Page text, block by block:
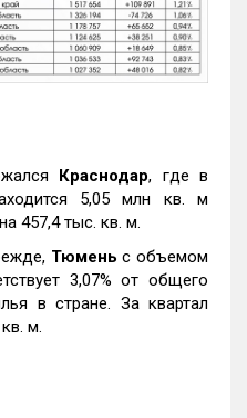
Краснодар, где в
5,05 млн кв. м
457,4 тыс. кв. м.
Тюмень с объемом
3,07% от общего
в стране. За квартал
м.